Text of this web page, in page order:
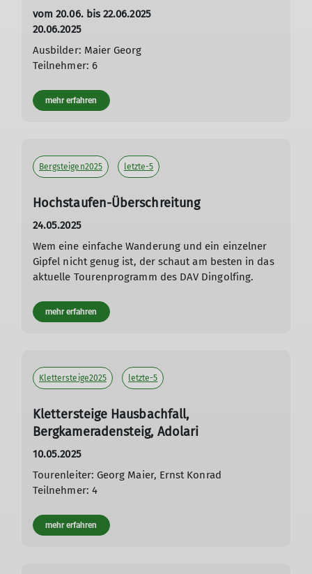
vom 20.06. bis 22.06.2025
20.06.2025
Ausbilder: Maier Georg
Teilnehmer: 6
mehr erfahren
Bergsteigen2025 letzte-5
Hochstaufen-Überschreitung
24.05.2025
Wem eine einfache Wanderung und ein einzelner
Gipfel nicht genug ist, der schaut am besten in das
aktuelle Tourenprogramm des DAV Dingolfing.
mehr erfahren
Klettersteige2025 letzte-5
Klettersteige Hausbachfall,
Bergkameradensteig, Adolari
10.05.2025
Tourenleiter: Georg Maier, Ernst Konrad
Teilnehmer: 4
mehr erfahren